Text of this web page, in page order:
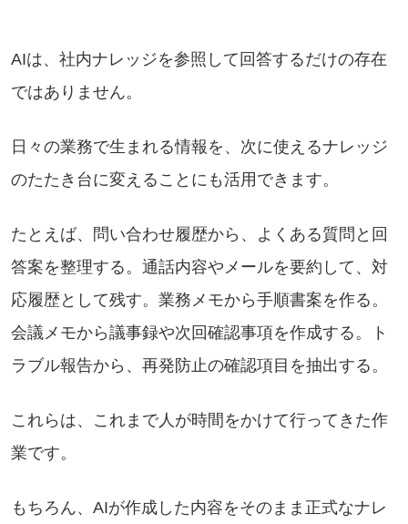
AIは、社内ナレッジを参照して回答するだけの存在
ではありません。
日々の業務で生まれる情報を、次に使えるナレッジ
のたたき台に変えることにも活用できます。
たとえば、問い合わせ履歴から、よくある質問と回
答案を整理する。通話内容やメールを要約して、対
応履歴として残す。業務メモから手順書案を作る。
会議メモから議事録や次回確認事項を作成する。ト
ラブル報告から、再発防止の確認項目を抽出する。
これらは、これまで人が時間をかけて行ってきた作
業です。
もちろん、AIが作成した内容をそのまま正式なナレ